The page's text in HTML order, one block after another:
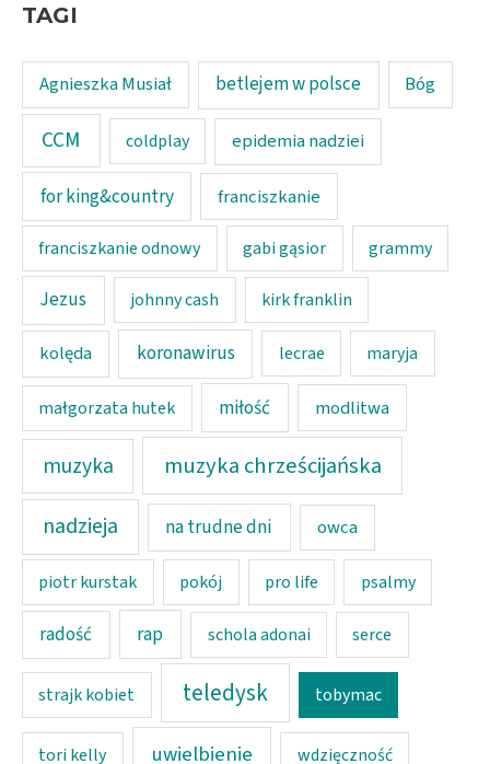
TAGI
Agnieszka Musiał betlejem w polsce Bóg
CCM coldplay epidemia nadziei
for king&country franciszkanie
franciszkanie odnowy gabi gąsior grammy
Jezus johnny cash kirk franklin
kolęda koronawirus lecrae maryja
małgorzata hutek miłość modlitwa
muzyka muzyka chrześcijańska
nadzieja na trudne dni owca
piotr kurstak pokój pro life psalmy
radość rap schola adonai serce
strajk kobiet teledysk tobymac
tori kelly uwielbienie wdzięczność